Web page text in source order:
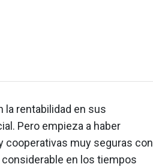
la rentabilidad en sus
Pero empieza a haber
cooperativas muy seguras con
en los tiempos